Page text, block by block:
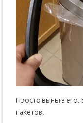
Просто выньте
пакетов.